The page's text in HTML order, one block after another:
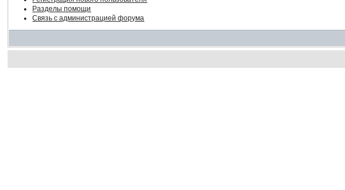
Разделы помощи
Связь с администрацией форума